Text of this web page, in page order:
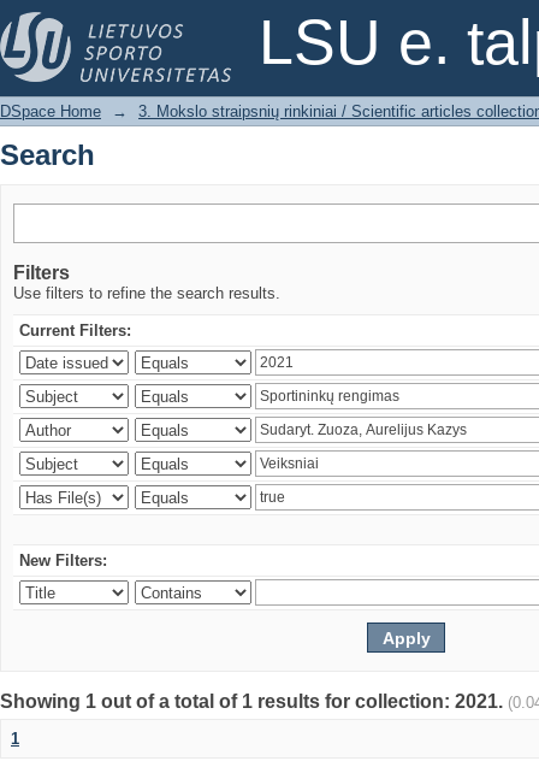
LSU e.
Search
DSpace Home → 3. Mokslo straipsnių rinkiniai / Scientific articles
Search
Filters
Use filters to refine the search results.
Current Filters:
New Filters:
Showing 1 out of a total of 1 results for collection: 2021.
1